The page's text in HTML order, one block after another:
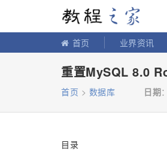
首页 业界资讯
重置MySQL 8.0
首页 > 数据库 日期
目录